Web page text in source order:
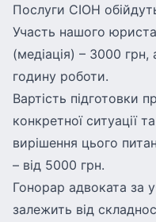
Послуги СІОН
Участь нашого
(медіація) – 3000
годину роботи.
Вартість підготовки
конкретної ситуації
вирішення цього
– від 5000 грн.
Гонорар адвоката за
залежить від